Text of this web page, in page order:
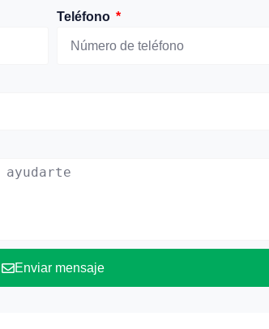
Teléfono
Enviar mensaje